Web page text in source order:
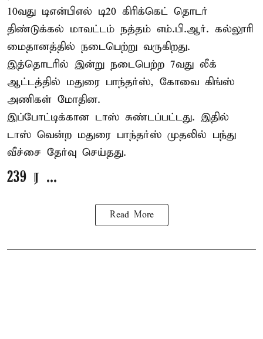
10வது டிஎன்பிஎல் டி20 கிரிக்கெட் தொடர்
திண்டுக்கல் மாவட்டம் நத்தம் எம்.பி.ஆர். கல்லூரி
மைதானத்தில் நடைபெற்று வருகிறது.
இத்தொடரில் இன்று நடைபெற்ற 7வது லீக்
ஆட்டத்தில் மதுரை பாந்தர்ஸ், கோவை கிங்ஸ்
அணிகள் மோதின.
இப்போட்டிக்கான டாஸ் சுண்டப்பட்டது. இதில்
டாஸ் வென்ற மதுரை பாந்தர்ஸ் முதலில் பந்து
வீச்சை தேர்வு செய்தது.
239 ர ...
Read More